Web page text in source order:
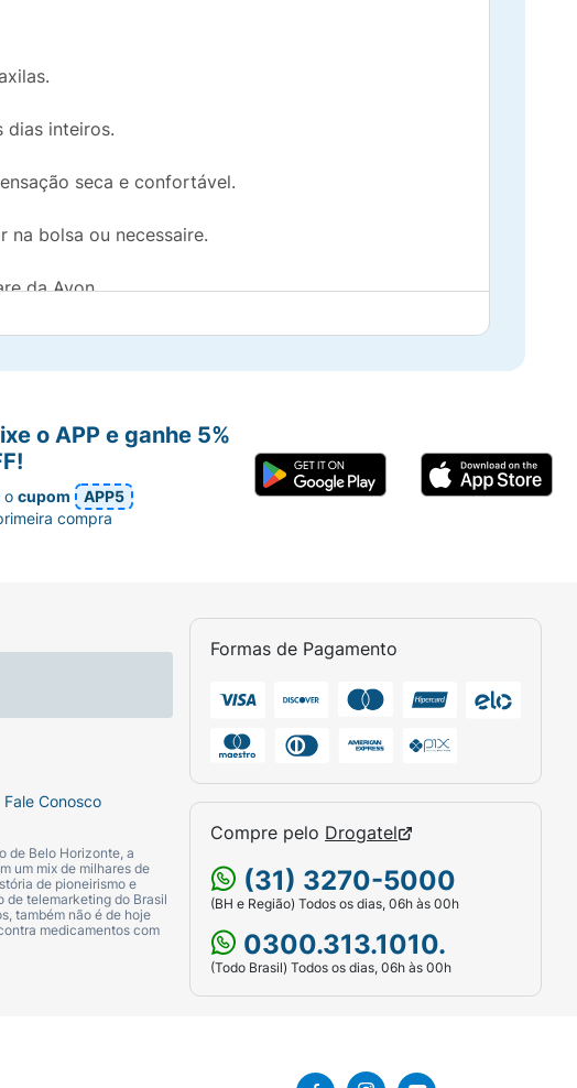
dias inteiros.
seca e confortável.
bolsa ou necessaire.
da Avon.
Fale Conosco
de Belo Horizonte, a
um mix de milhares de
de pioneirismo e
de telemarketing do Brasil
também não é de hoje
medicamentos com
Formas de Pagamento
Compre pelo Drogatel
(31) 3270-5000
(BH e Região) Todos os dias, 06h às 00h
0300.313.1010.
(Todo Brasil) Todos os dias, 06h às 00h
o APP e ganhe 5%
ocupom
APP5
compra